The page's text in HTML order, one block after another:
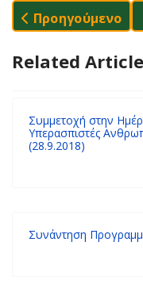
Προηγούμενο
Προηγούμενο
Related
Συμμετοχή στην
Υπερασπιστές
(28.9.2018)
Συνάντηση